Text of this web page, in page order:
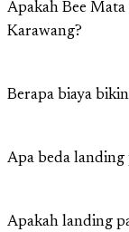
Apakah Bee
Karawang?
Berapa biaya
Apa beda landing
Apakah landing